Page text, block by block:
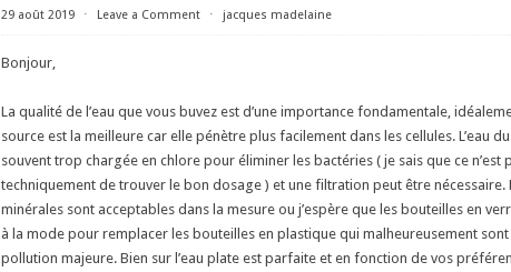
29 août 2019 ⋅ Leave a Comment ⋅ jacques madelaine
Bonjour,
La qualité de l’eau que vous buvez est d’une importance fondamentale,
source est la meilleure car elle pénètre plus facilement dans les cellules. L’eau
souvent trop chargée en chlore pour éliminer les bactéries ( je sais que ce n’est
techniquement de trouver le bon dosage ) et une filtration peut être nécessaire.
minérales sont acceptables dans la mesure ou j’espère que les bouteilles en
à la mode pour remplacer les bouteilles en plastique qui malheureusement
pollution majeure. Bien sur l’eau plate est parfaite et en fonction de vos